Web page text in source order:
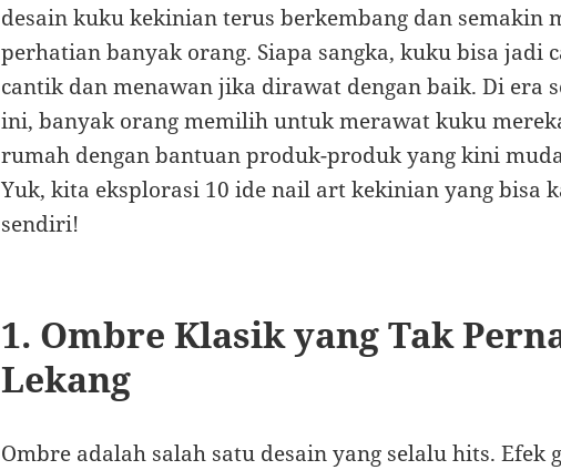
desain kuku kekinian terus berkembang dan semakin
perhatian banyak orang. Siapa sangka, kuku bisa jadi
cantik dan menawan jika dirawat dengan baik. Di era
ini, banyak orang memilih untuk merawat kuku
rumah dengan bantuan produk-produk yang kini
Yuk, kita eksplorasi 10 ide nail art kekinian yang bisa
sendiri!
1. Ombre Klasik yang Tak
Lekang
Ombre adalah salah satu desain yang selalu hits. Efek